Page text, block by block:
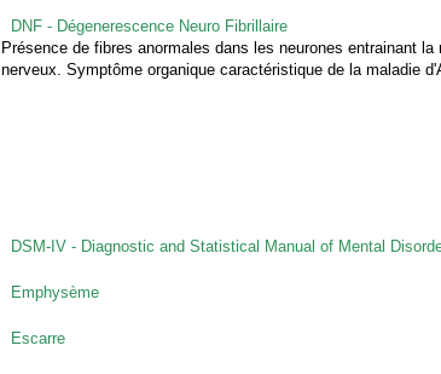
DNF - Dégenerescence Neuro Fibrillaire
Présence de fibres anormales dans les neurones entrainant
nerveux. Symptôme organique caractéristique de la maladie
DSM-IV - Diagnostic and Statistical Manual of Mental
Emphysème
Escarre